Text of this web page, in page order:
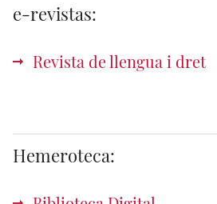
e-revistas:
Revista de llengua i dret
Hemeroteca: